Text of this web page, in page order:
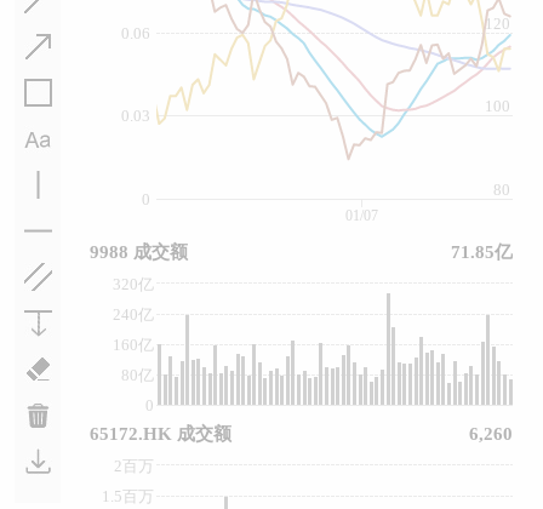
0
0.03
0.06
100
80
120
0
80亿
160亿
240亿
320亿
1.5百万
2百万
01/07
9988 成交额 71.85亿
65172.HK 成交额 6,260